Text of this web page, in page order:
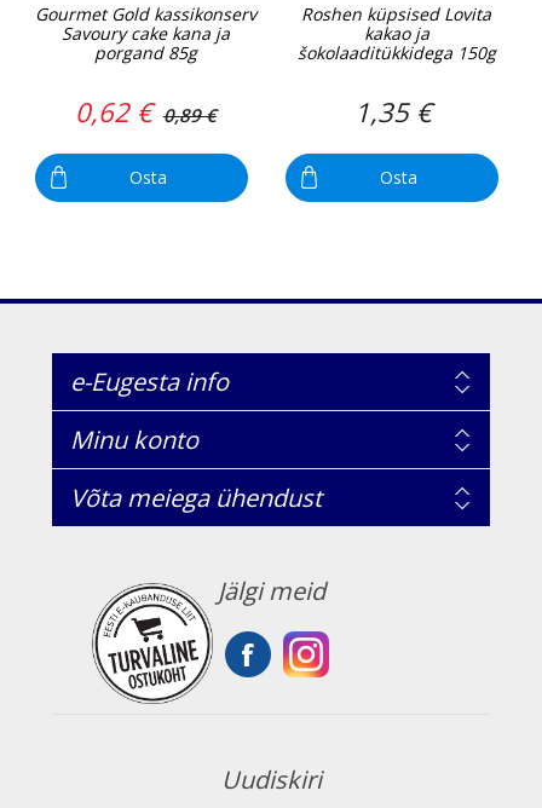
Gourmet Gold kassikonserv
Savoury cake kana ja
porgand 85g
0,62 € 0,89 €
Osta
Roshen küpsised Lovita
kakao ja
šokolaaditükkidega 150g
1,35 €
Osta
e-Eugesta info
Minu konto
Võta meiega ühendust
Jälgi meid
Uudiskiri